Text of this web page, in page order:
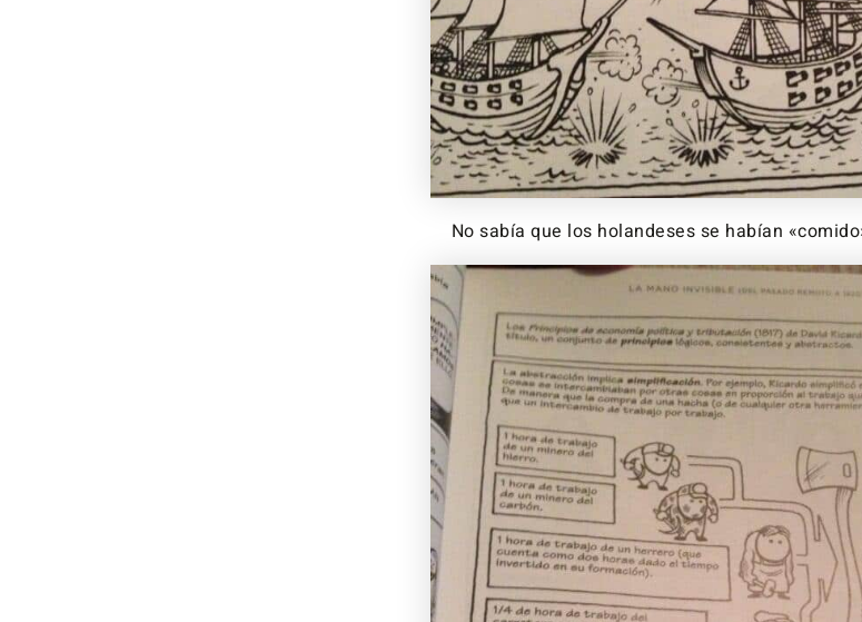
No sabía que los holandeses se habían